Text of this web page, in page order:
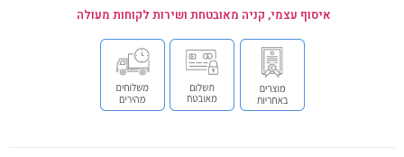
איסוף עצמי, קניה מאובטחת ושירות לקוחות מעולה